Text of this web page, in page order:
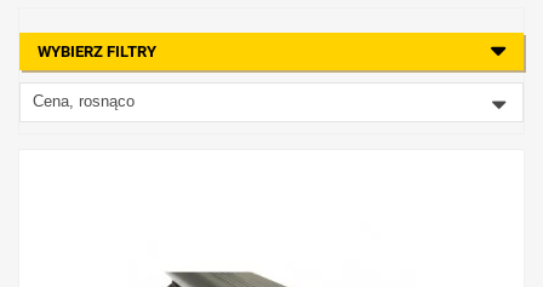
WYBIERZ FILTRY
Cena, rosnąco